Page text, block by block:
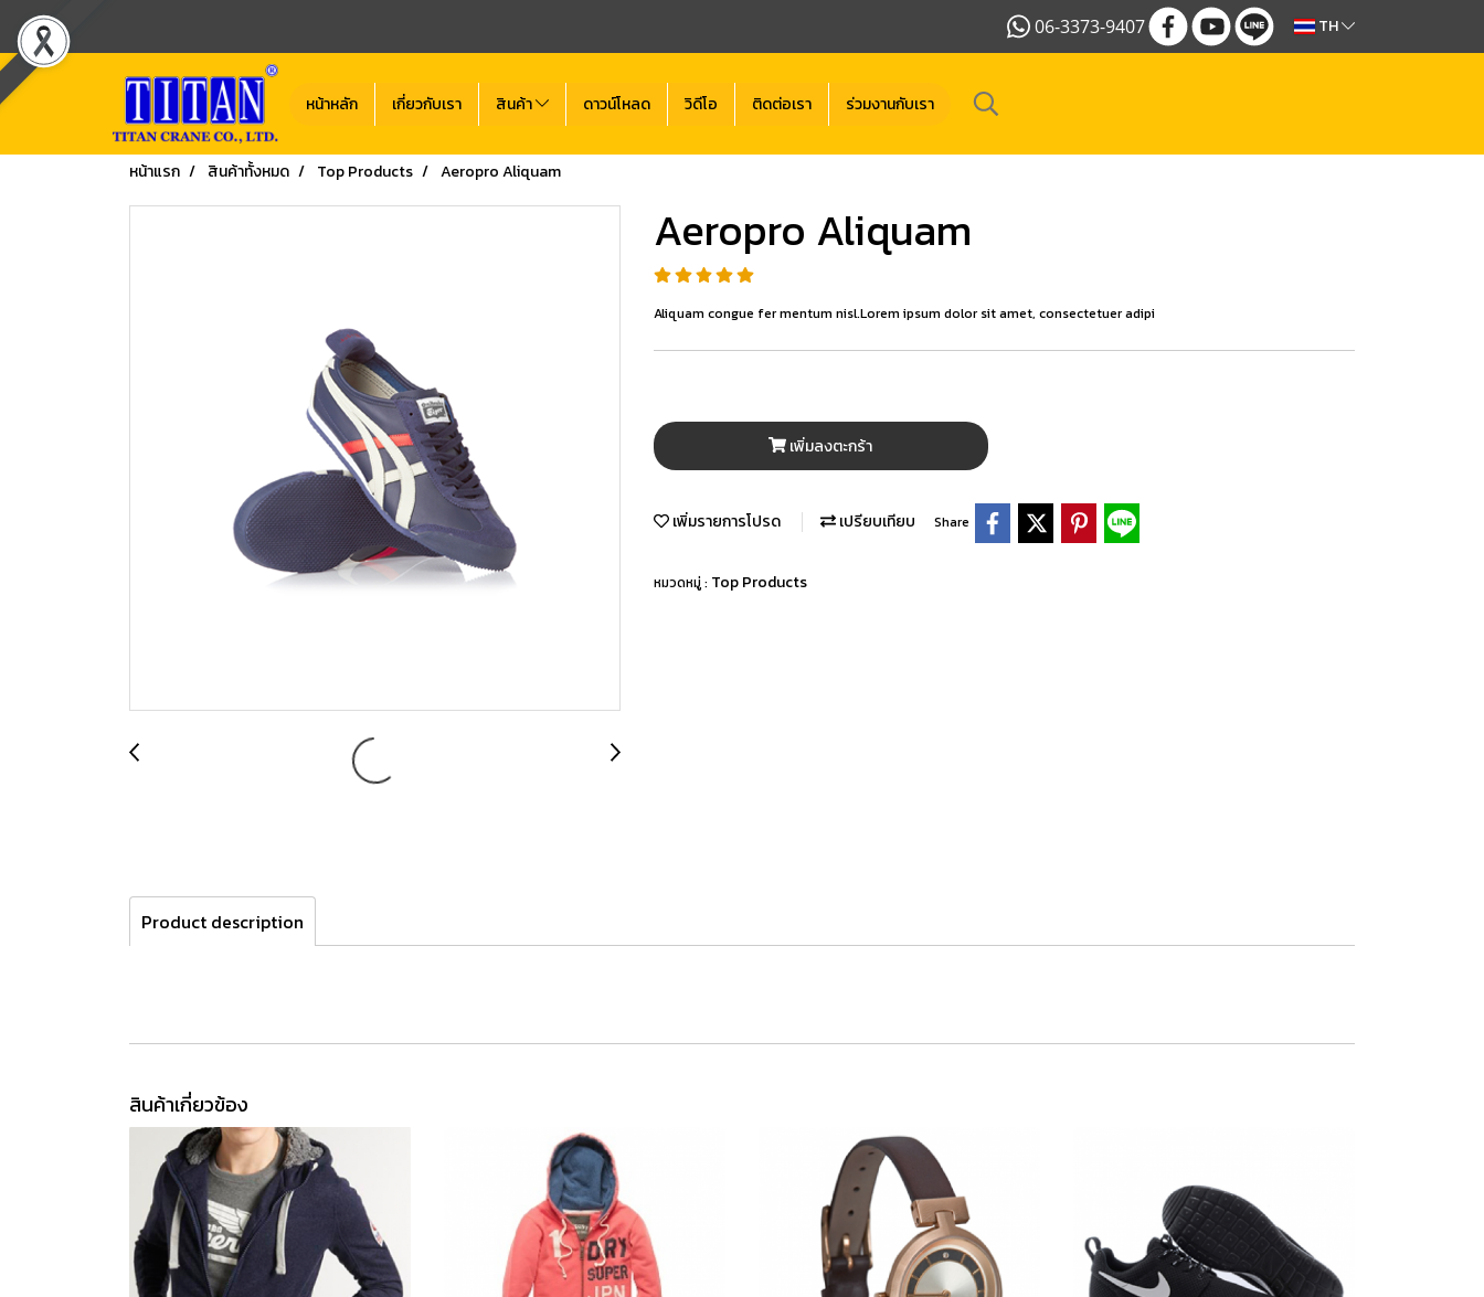
06-3373-9407 TH
หน้าหลัก เกี่ยวกับเรา สินค้า ดาวน์โหลด วิดีโอ ติดต่อเรา ร่วมงานกับเรา
หน้าแรก สินค้าทั้งหมด Top Products Aeropro Aliquam
Aeropro Aliquam
Aliquam congue fer mentum nisl.Lorem ipsum dolor sit amet, consectetuer adipi
เพิ่มลงตะกร้า
เพิ่มรายการโปรด เปรียบเทียบ Share
หมวดหมู่ : Top Products
Product description
สินค้าเกี่ยวข้อง